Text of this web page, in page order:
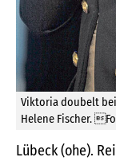
Viktoria doubelt
Helene Fischer.
Lübeck (ohe).